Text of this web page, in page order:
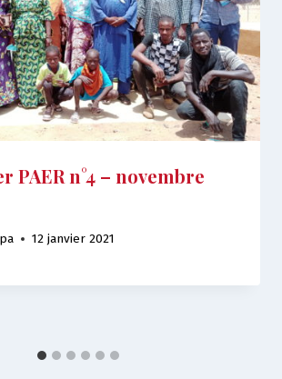
PAER n°4 – novembre
12 janvier 2021